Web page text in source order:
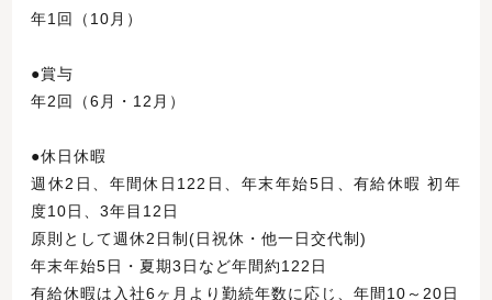
年1回（10月）
●賞与
年2回（6月・12月）
●休日休暇
週休2日、年間休日122日、年末年始5日、有給休暇 初年
度10日、3年目12日
原則として週休2日制(日祝休・他一日交代制)
年末年始5日・夏期3日など年間約122日
有給休暇は入社6ヶ月より勤続年数に応じ、年間10～20日